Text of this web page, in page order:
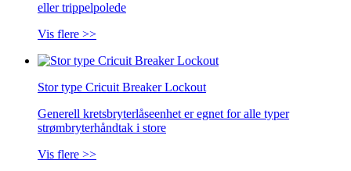
eller trippelpolede
Vis flere >>
Stor type Cricuit Breaker Lockout
Generell kretsbryterlåseenhet er egnet for alle typer
strømbryterhåndtak i store
Vis flere >>